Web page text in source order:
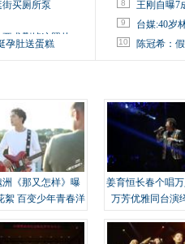
买厕所泵
求删掉这照片
孕肚送蛋糕
8 王刚自曝7
9 台媒:40岁
10 陈冠希：
洲《那又怎样》曝
絮 百变少年青春洋
姜育恒长春个唱
万芳优雅同台演